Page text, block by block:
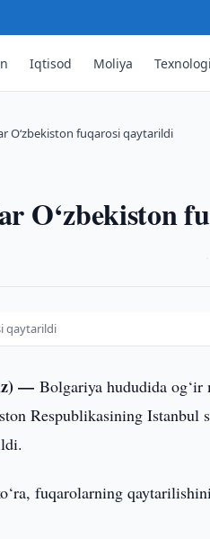
Iqtisod Moliya
O‘zbekiston fuqarosi qaytarildi
O‘zbekiston
qaytarildi
—Bolgariya hududida
Respublikasining
fuqarolarning